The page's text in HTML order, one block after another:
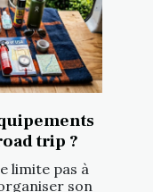
trip ?
limite pas à
son